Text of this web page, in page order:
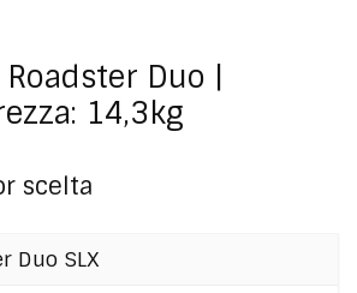
Roadster Duo |
14,3kg
scelta
Duo SLX